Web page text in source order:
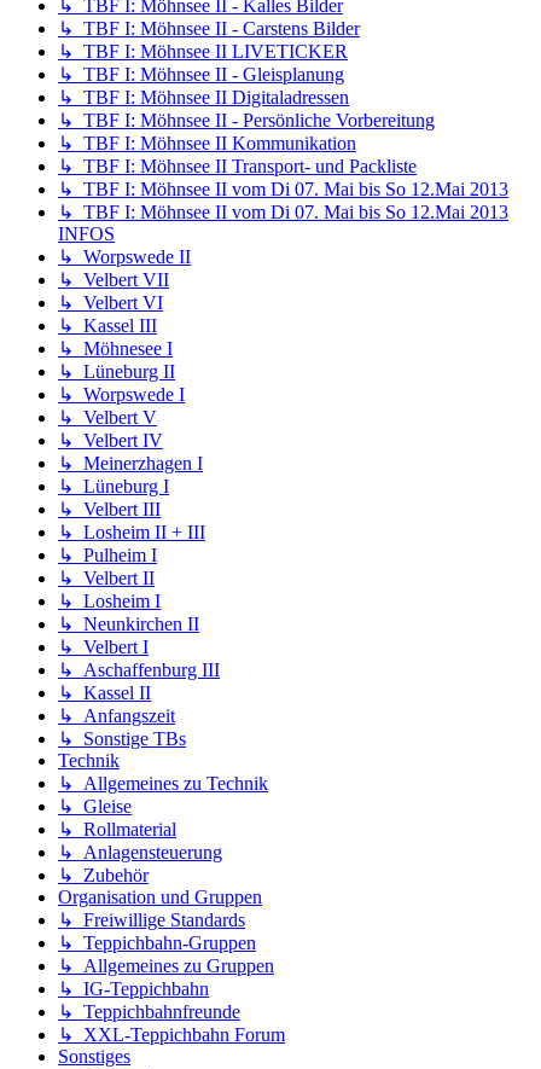
↳ TBF I: Möhnsee II - Kalles Bilder
↳ TBF I: Möhnsee II - Carstens Bilder
↳ TBF I: Möhnsee II LIVETICKER
↳ TBF I: Möhnsee II - Gleisplanung
↳ TBF I: Möhnsee II Digitaladressen
↳ TBF I: Möhnsee II - Persönliche Vorbereitung
↳ TBF I: Möhnsee II Kommunikation
↳ TBF I: Möhnsee II Transport- und Packliste
↳ TBF I: Möhnsee II vom Di 07. Mai bis So 12.Mai 2013
↳ TBF I: Möhnsee II vom Di 07. Mai bis So 12.Mai 2013
INFOS
↳ Worpswede II
↳ Velbert VII
↳ Velbert VI
↳ Kassel III
↳ Möhnesee I
↳ Lüneburg II
↳ Worpswede I
↳ Velbert V
↳ Velbert IV
↳ Meinerzhagen I
↳ Lüneburg I
↳ Velbert III
↳ Losheim II + III
↳ Pulheim I
↳ Velbert II
↳ Losheim I
↳ Neunkirchen II
↳ Velbert I
↳ Aschaffenburg III
↳ Kassel II
↳ Anfangszeit
↳ Sonstige TBs
Technik
↳ Allgemeines zu Technik
↳ Gleise
↳ Rollmaterial
↳ Anlagensteuerung
↳ Zubehör
Organisation und Gruppen
↳ Freiwillige Standards
↳ Teppichbahn-Gruppen
↳ Allgemeines zu Gruppen
↳ IG-Teppichbahn
↳ Teppichbahnfreunde
↳ XXL-Teppichbahn Forum
Sonstiges